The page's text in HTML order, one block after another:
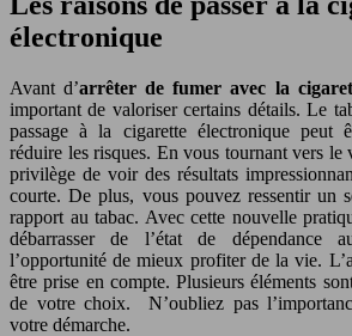
électronique
Avant d’arrêter de fumer avec la
important de valoriser certains détails. Le
passage à la cigarette électronique peut
réduire les risques. En vous tournant vers le
privilège de voir des résultats
courte. De plus, vous pouvez ressentir un
rapport au tabac. Avec cette nouvelle
débarrasser de l’état de dépendance
l’opportunité de mieux profiter de la vie.
être prise en compte. Plusieurs éléments
de votre choix. N’oubliez pas
votre démarche.